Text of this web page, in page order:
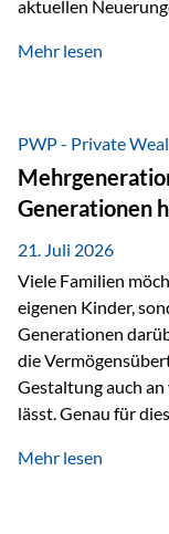
aktuellen
als
Abwicklung für
gestaltet. Anträge
Medienbrüche
beschleunigt. Ab
wie
die Vienna-Life
Police
Mehr lesen
PWP - Private
Generationen
21. Juli 2026
Viele Familien
eigenen Kinder,
Generationen
die
Gestaltung auch
lässt. Genau für
Vienna-Life eine
Mehr lesen